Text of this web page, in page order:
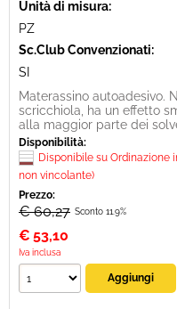
Unità di misura:
PZ
Sc.Club Convenzionati:
SI
Materassino autoadesivo.
scricchiola, ha un effetto
alla maggior parte dei
Disponibilità:
Disponibile su Ordinazione
non vincolante)
Prezzo:
€ 60,27 Sconto 11.9%
€ 53,10
Iva inclusa